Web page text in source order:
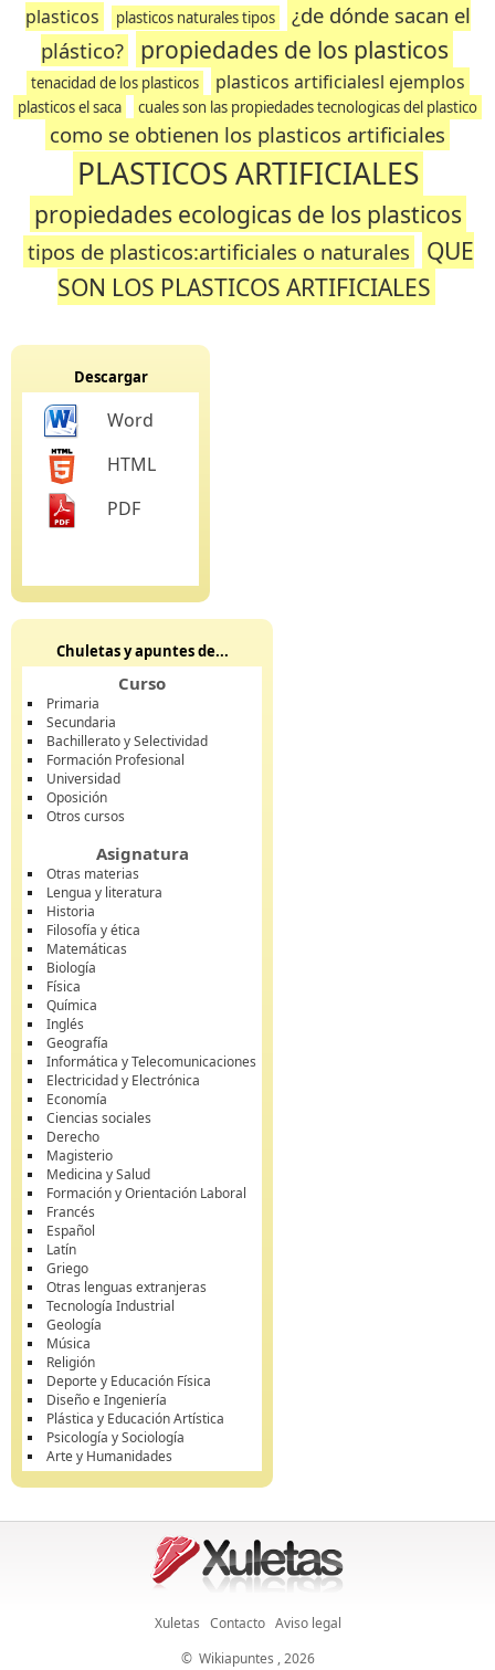
plasticos
plasticos naturales tipos
¿de dónde sacan el
plástico?
propiedades de los plasticos
tenacidad de los plasticos plasticos artificialesl ejemplos
plasticos el saca cuales son las propiedades tecnologicas del plastico
como se obtienen los plasticos artificiales
PLASTICOS ARTIFICIALES
propiedades ecologicas de los plasticos
tipos de plasticos:artificiales o naturales
QUE
SON LOS PLASTICOS ARTIFICIALES
Descargar
Word
HTML
PDF
Chuletas y apuntes de...
Curso
Primaria
Secundaria
Bachillerato y Selectividad
Formación Profesional
Universidad
Oposición
Otros cursos
Asignatura
Otras materias
Lengua y literatura
Historia
Filosofía y ética
Matemáticas
Biología
Física
Química
Inglés
Geografía
Informática y Telecomunicaciones
Electricidad y Electrónica
Economía
Ciencias sociales
Derecho
Magisterio
Medicina y Salud
Formación y Orientación Laboral
Francés
Español
Latín
Griego
Otras lenguas extranjeras
Tecnología Industrial
Geología
Música
Religión
Deporte y Educación Física
Diseño e Ingeniería
Plástica y Educación Artística
Psicología y Sociología
Arte y Humanidades
Xuletas Contacto Aviso legal
© Wikiapuntes , 2026